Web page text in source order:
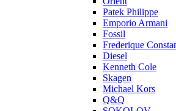
Patek Philippe
Emporio Armani
Fossil
Frederique
Diesel
Kenneth Cole
Skagen
Michael Kors
Q&Q